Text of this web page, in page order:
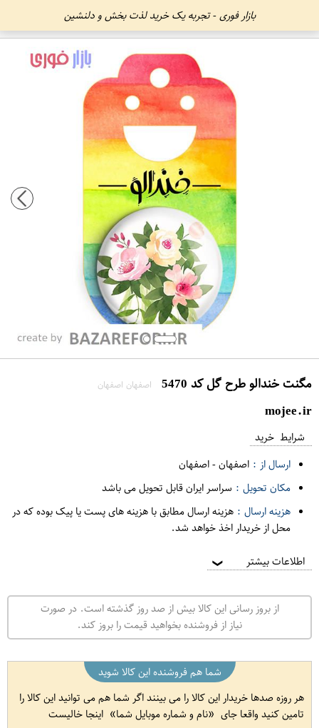
بازار فوری - تجربه یک خرید لذت بخش و دلنشین
مگنت خندالو طرح گل کد 5470 اصفهان اصفهان
mojee.ir
شرایط خرید
ارسال از : اصفهان-اصفهان
مکان تحویل : سراسر ایران قابل تحویل می باشد
هزینه ارسال : هزینه ارسال مطابق با هزینه های پست یا پیک بوده که در
محل از خریدار اخذ خواهد شد.
اطلاعات بیشتر ❯
از بروز رسانی این کالا بیش از صد روز گذشته است. در صورت
نیاز از فروشنده بخواهید قیمت را بروز کند.
شما هم فروشنده این کالا شوید
هر روزه صدها خریدار این کالا را می بینند اگر شما هم می توانید این کالا را
تامین کنید واقعا جای
نام و شماره موبایل شما اینجا خالیست